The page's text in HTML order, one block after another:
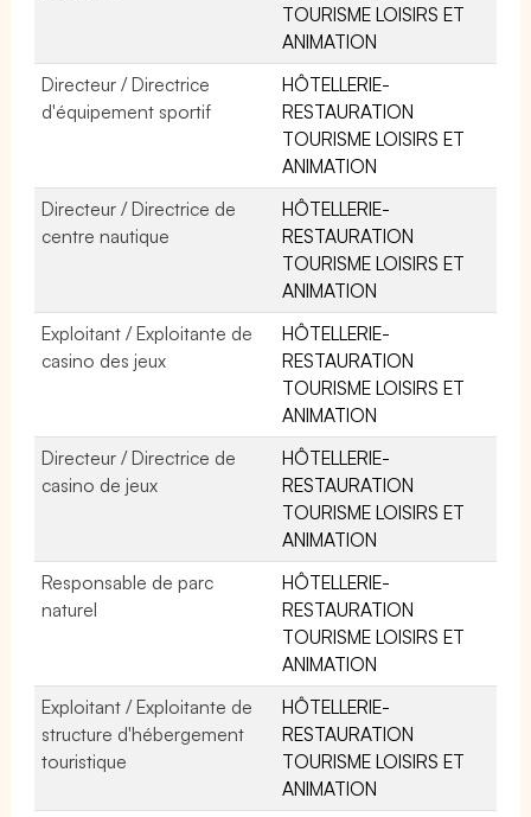
TOURISME LOISIRS ET
ANIMATION
Directeur / Directrice
d'équipement sportif
HÔTELLERIE-
RESTAURATION
TOURISME LOISIRS ET
ANIMATION
Directeur / Directrice de
centre nautique
HÔTELLERIE-
RESTAURATION
TOURISME LOISIRS ET
ANIMATION
Exploitant / Exploitante de
casino des jeux
HÔTELLERIE-
RESTAURATION
TOURISME LOISIRS ET
ANIMATION
Directeur / Directrice de
casino de jeux
HÔTELLERIE-
RESTAURATION
TOURISME LOISIRS ET
ANIMATION
Responsable de parc
naturel
HÔTELLERIE-
RESTAURATION
TOURISME LOISIRS ET
ANIMATION
Exploitant / Exploitante de
structure d'hébergement
touristique
HÔTELLERIE-
RESTAURATION
TOURISME LOISIRS ET
ANIMATION